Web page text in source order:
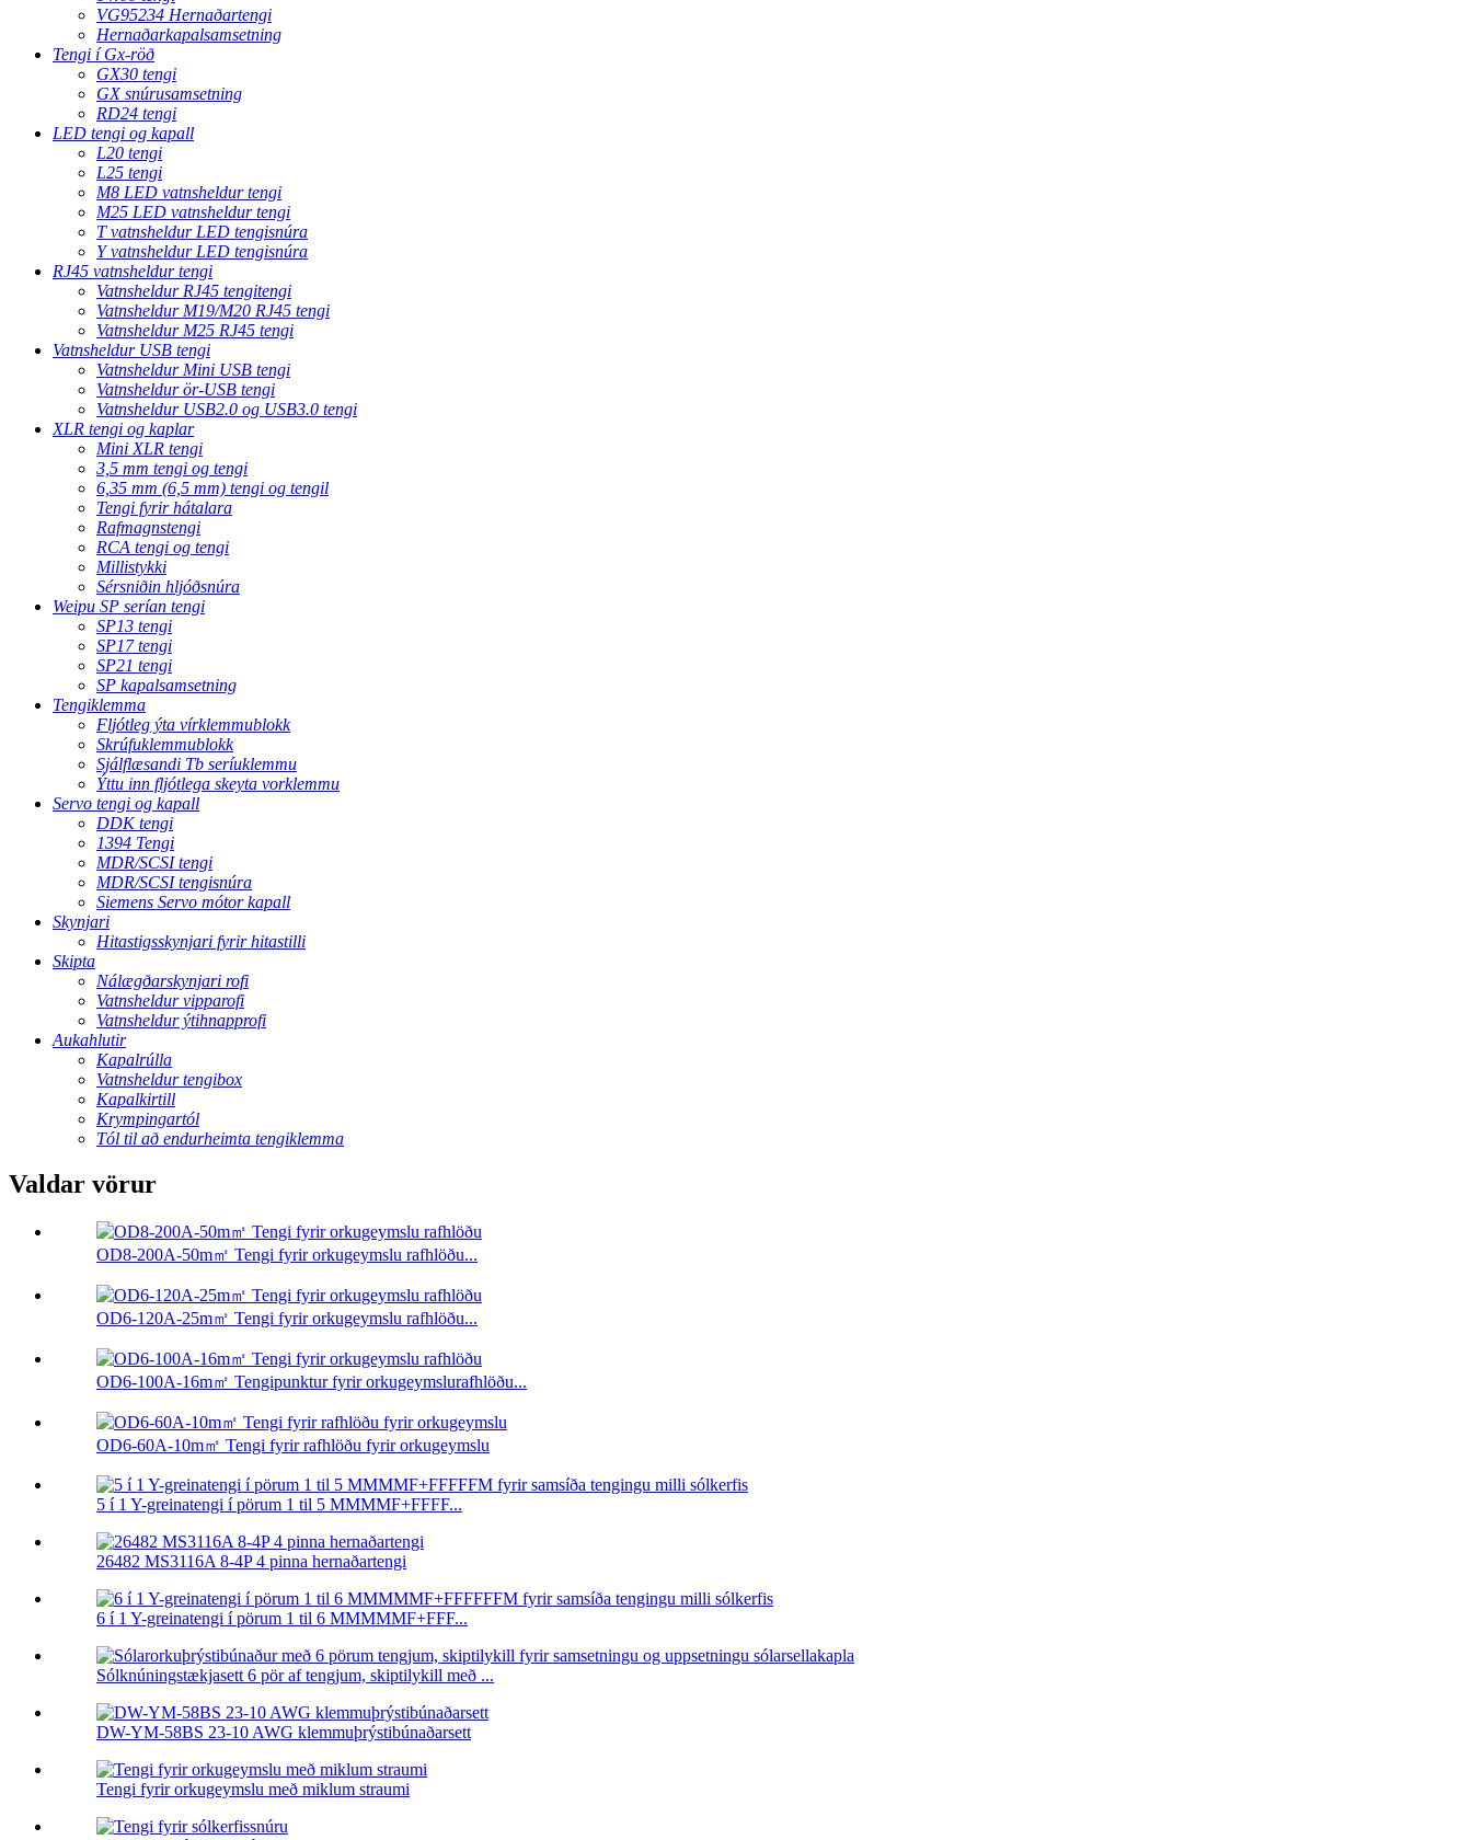
VG95234 Hernaðartengi
Hernaðarkapalsamsetning
Tengi í Gx-röð
GX30 tengi
GX snúrusamsetning
RD24 tengi
LED tengi og kapall
L20 tengi
L25 tengi
M8 LED vatnsheldur tengi
M25 LED vatnsheldur tengi
T vatnsheldur LED tengisnúra
Y vatnsheldur LED tengisnúra
RJ45 vatnsheldur tengi
Vatnsheldur RJ45 tengitengi
Vatnsheldur M19/M20 RJ45 tengi
Vatnsheldur M25 RJ45 tengi
Vatnsheldur USB tengi
Vatnsheldur Mini USB tengi
Vatnsheldur ör-USB tengi
Vatnsheldur USB2.0 og USB3.0 tengi
XLR tengi og kaplar
Mini XLR tengi
3,5 mm tengi og tengi
6,35 mm (6,5 mm) tengi og tengil
Tengi fyrir hátalara
Rafmagnstengi
RCA tengi og tengi
Millistykki
Sérsniðin hljóðsnúra
Weipu SP serían tengi
SP13 tengi
SP17 tengi
SP21 tengi
SP kapalsamsetning
Tengiklemma
Fljótleg ýta vírklemmublokk
Skrúfuklemmublokk
Sjálflæsandi Tb seríuklemmu
Ýttu inn fljótlega skeyta vorklemmu
Servo tengi og kapall
DDK tengi
1394 Tengi
MDR/SCSI tengi
MDR/SCSI tengisnúra
Siemens Servo mótor kapall
Skynjari
Hitastigsskynjari fyrir hitastilli
Skipta
Nálægðarskynjari rofi
Vatnsheldur vipparofi
Vatnsheldur ýtihnapprofi
Aukahlutir
Kapalrúlla
Vatnsheldur tengibox
Kapalkirtill
Krympingartól
Tól til að endurheimta tengiklemma
Valdar vörur
OD8-200A-50m㎡ Tengi fyrir orkugeymslu rafhlöðu...
OD6-120A-25m㎡ Tengi fyrir orkugeymslu rafhlöðu...
OD6-100A-16m㎡ Tengipunktur fyrir orkugeymslurafhlöðu...
OD6-60A-10m㎡ Tengi fyrir rafhlöðu fyrir orkugeymslu
5 í 1 Y-greinatengi í pörum 1 til 5 MMMMF+FFFF...
26482 MS3116A 8-4P 4 pinna hernaðartengi
6 í 1 Y-greinatengi í pörum 1 til 6 MMMMMF+FFF...
Sólknúningstækjasett 6 pör af tengjum, skiptilykill með ...
DW-YM-58BS 23-10 AWG klemmuþrýstibúnaðarsett
Tengi fyrir orkugeymslu með miklum straumi